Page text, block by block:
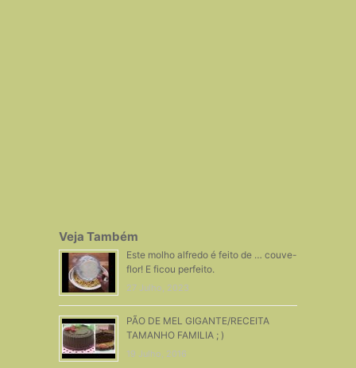
Veja Também
Este molho alfredo é feito de … couve-
flor! E ficou perfeito.
27 Julho, 2023
PÃO DE MEL GIGANTE/RECEITA
TAMANHO FAMILIA ; )
19 Julho, 2016